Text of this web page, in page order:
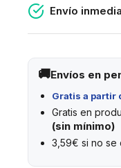
Envío
Envíos en
Gratis a partir
Gratis en
(sin mínimo)
3,59€ si no se